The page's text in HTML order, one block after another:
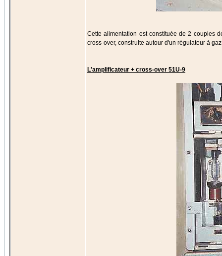
Cette alimentation est constituée de 2 couples
cross-over, construite autour d'un régulateur à
L'amplificateur + cross-over 51U-9